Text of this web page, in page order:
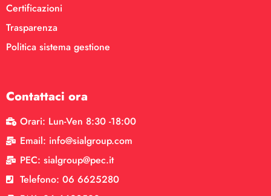
Certificazioni
Trasparenza
Politica sistema gestione
Contattaci ora
Orari: Lun-Ven 8:30 -18:00
Email: info@sialgroup.com
PEC: sialgroup@pec.it
Telefono: 06 6625280